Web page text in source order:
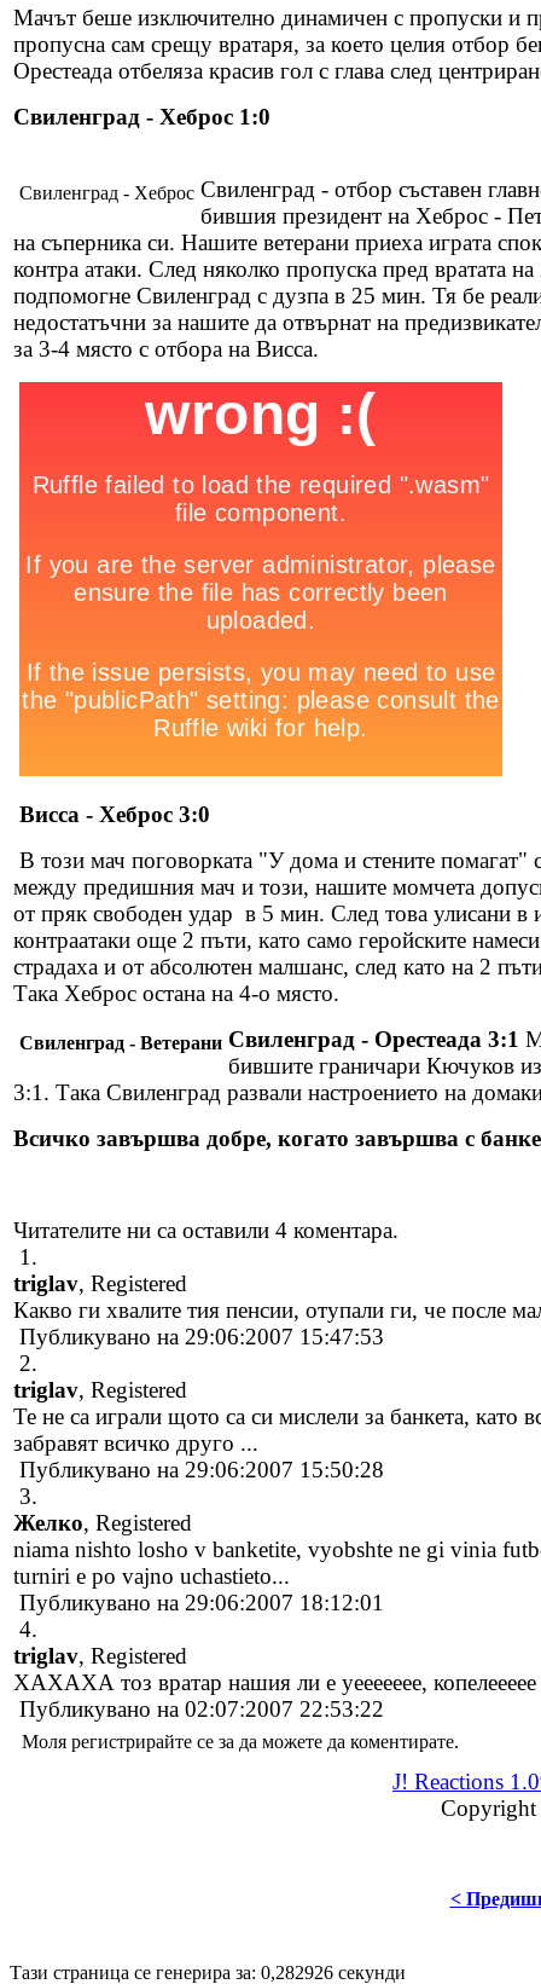
Мачът беше изключително динамичен с пропуски и
пропусна сам срещу вратаря, за което целия отбор
Орестеада отбеляза красив гол с глава след
Свиленград - Хеброс 1:0
Свиленград - Хеброс Свиленград - отбор съставен
бившия президент на Хеброс -
на съперника си. Нашите ветерани приеха играта
контра атаки. След няколко пропуска пред вратата
подпомогне Свиленград с дузпа в 25 мин. Тя бе
недостатъчни за нашите да отвърнат на
за 3-4 място с отбора на Висса.
Висса - Хеброс 3:0
В този мач поговорката "У дома и стените помагат"
между предишния мач и този, нашите момчета
от пряк свободен удар в 5 мин. След това улисани в
контраатаки още 2 пъти, като само геройските
страдаха и от абсолютен малшанс, след като на 2
Така Хеброс остана на 4-о място.
Свиленград - Ветерани Свиленград - Орестеада 3:1
бившите граничари Кючуков
3:1. Така Свиленград развали настроението на
Всичко завършва добре, когато завършва с
Читателите ни са оставили 4 коментара.
1.
triglav, Registered
Какво ги хвалите тия пенсии, отупали ги, че после
Публикувано на 29:06:2007 15:47:53
2.
triglav, Registered
Те не са играли щото са си мислели за банкета,
забравят всичко друго ...
Публикувано на 29:06:2007 15:50:28
3.
Желко, Registered
niama nishto losho v banketite, vyobshte ne gi vinia
turniri e po vajno uchastieto...
Публикувано на 29:06:2007 18:12:01
4.
triglav, Registered
ХАХАХА тоз вратар нашия ли е уеееееее, копелеееее
Публикувано на 02:07:2007 22:53:22
Моля регистрирайте се за да можете да коментирате.
J! Reactions
Copyright
<
Тази страница се генерира за: 0,282926 секунди